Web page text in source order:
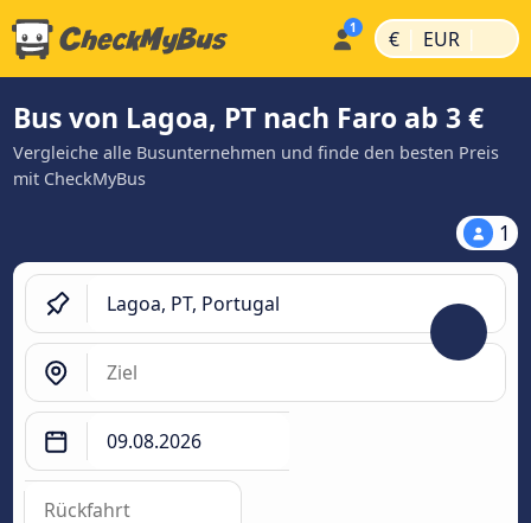
€ | EUR |
Bus von Lagoa, PT nach Faro ab 3 €
Vergleiche alle Busunternehmen und finde den besten Preis
mit CheckMyBus
1